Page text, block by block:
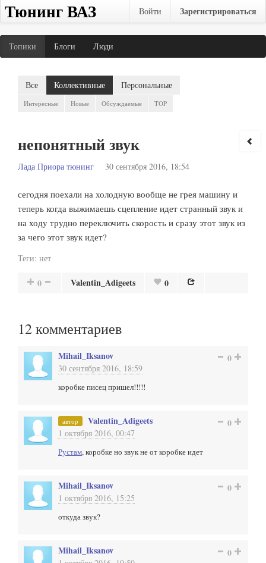
Тюнинг ВАЗ Войти Зарегистрироваться
Топики Блоги Люди
Все Коллективные Персональные
Интересные Новые Обсуждаемые TOP
непонятный звук
Лада Приора тюнинг 30 сентября 2016, 18:54
сегодня поехали на холодную вообще не грея машину и
теперь когда выжимаешь сцепление идет странный звук и
на ходу трудно переключить скорость и сразу этот звук из
за чего этот звук идет?
Теги: нет
0 Valentin_Adigeets 0
12 комментариев
Mihail_Iksanov
30 сентября 2016, 18:59
0
коробке писец пришел!!!!!
автор Valentin_Adigeets
1 октября 2016, 00:47
0
Рустам, коробке но звук не от коробке идет
Mihail_Iksanov
1 октября 2016, 15:25
0
откуда звук?
Mihail_Iksanov 0